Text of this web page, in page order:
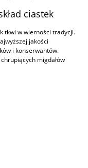
ciastek
tkwi w wierności tradycji.
jakości
i konserwantów.
migdałów